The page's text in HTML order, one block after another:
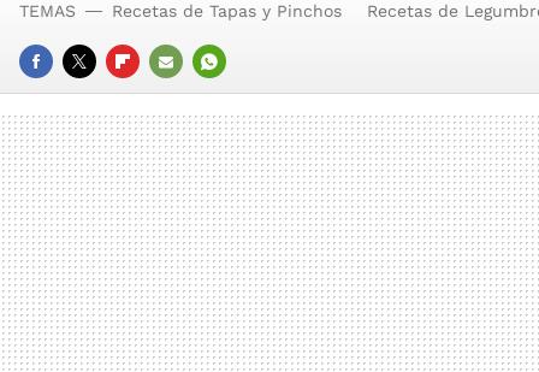
FACEBOOK
TWITTERFLIPBOARD
E-
MAIL
WHATSAPP
TEMAS Recetas de Tapas y Pinchos Recetas de